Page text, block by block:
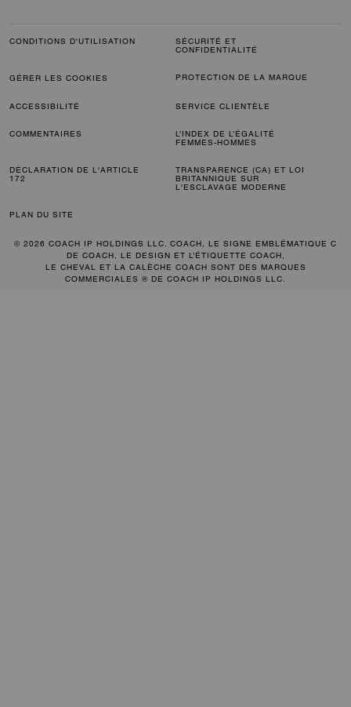
CONDITIONS D'UTILISATION
SÉCURITÉ ET
CONFIDENTIALITÉ
GÉRER LES COOKIES PROTECTION DE LA MARQUE
ACCESSIBILITÉ SERVICE CLIENTÈLE
COMMENTAIRES
L’INDEX DE L’ÉGALITÉ
FEMMES-HOMMES
DÉCLARATION DE L'ARTICLE
172
TRANSPARENCE (CA) ET LOI
BRITANNIQUE SUR
L'ESCLAVAGE MODERNE
PLAN DU SITE
© 2026 COACH IP HOLDINGS LLC. COACH, LE SIGNE EMBLÉMATIQUE C
DE COACH, LE DESIGN ET L’ÉTIQUETTE COACH,
LE CHEVAL ET LA CALÈCHE COACH SONT DES MARQUES
COMMERCIALES ® DE COACH IP HOLDINGS LLC.